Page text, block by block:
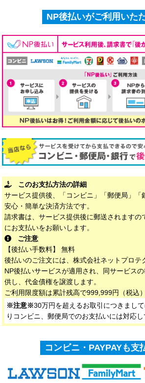
NP後払いがご利用いた
このお支払方法の詳細
サービス提供後、「コンビニ」「郵便局」「
安心・簡単な決済方法です。
請求書は、サービス提供後に郵送されますの
にお支払いをお願いします。
ご注意
【後払い手数料】 無料
後払いのご注文には、株式会社ネットプロテ
NP後払いサービスが適用され、同サービス
供し、代金債権を譲渡します。
ご利用限度額は累計残高で999,999円（税込）
※注意※30万円を超えるお取引につきまし
りコンビニ、郵便局でのお支払いには対応し
コンビニ・PAYPAYも支